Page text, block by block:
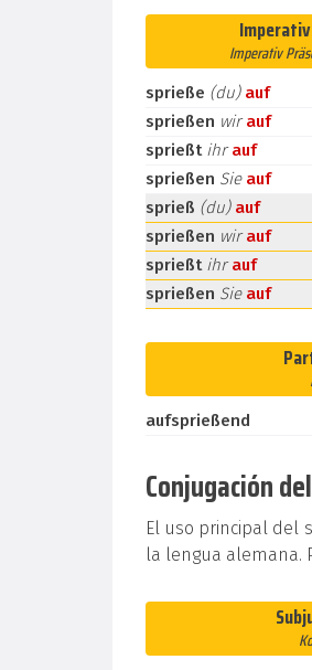
Imperativ
sprieße (du) auf
sprießen wirauf
sprießt ihrauf
sprießen Sie auf
sprieß (du) auf
sprießen wirauf
sprießt ihrauf
sprießen Sie auf
aufsprießend
Conjugación
El uso principal del
la lengua alemana.